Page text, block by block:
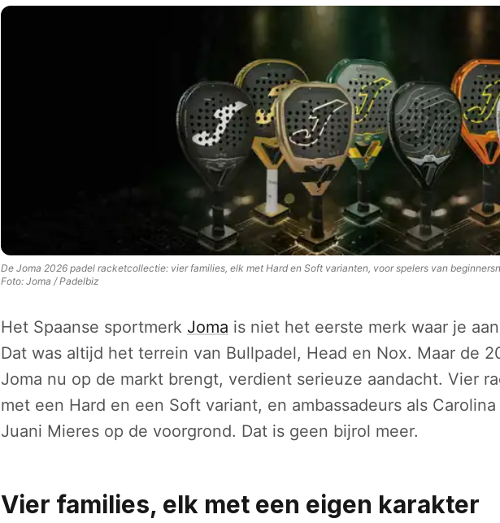
De Joma 2026 padel racketcollectie: vier families, elk met Hard en Soft varianten, voor spelers van
Foto: Joma / Padelbiz
Het Spaanse sportmerk Joma is niet het eerste merk waar je
Dat was altijd het terrein van Bullpadel, Head en Nox. Maar de
Joma nu op de markt brengt, verdient serieuze aandacht. Vier
met een Hard en een Soft variant, en ambassadeurs als
Juani Mieres op de voorgrond. Dat is geen bijrol meer.
Vier families, elk met een eigen karakter